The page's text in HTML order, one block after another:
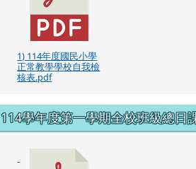
1) 114年度國民小學
正常教學學校自我檢
核表.pdf
114學年度第一學期全校班級總日